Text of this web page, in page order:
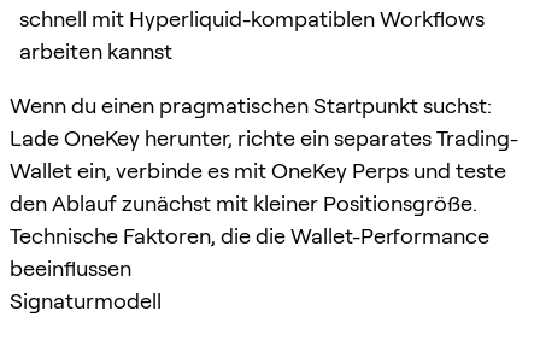
schnell mit Hyperliquid-kompatiblen Workflows
arbeiten kannst
Wenn du einen pragmatischen Startpunkt suchst:
Lade OneKey herunter, richte ein separates Trading-
Wallet ein, verbinde es mit OneKey Perps und teste
den Ablauf zunächst mit kleiner Positionsgröße.
Technische Faktoren, die die Wallet-Performance
beeinflussen
Signaturmodell